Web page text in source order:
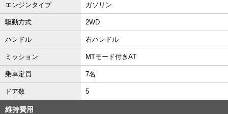
エンジンタイプ ガソリン
駆動方式 2WD
ハンドル 右ハンドル
ミッション MTモード付きAT
乗車定員 7名
ドア数 5
維持費用